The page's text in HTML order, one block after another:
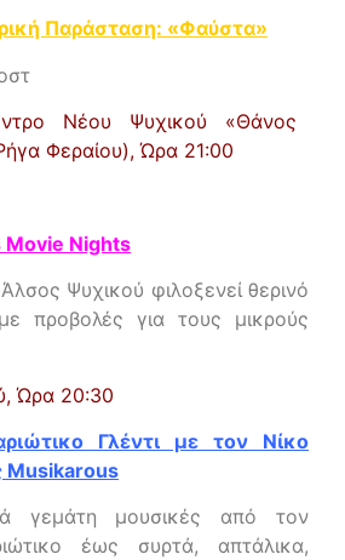
Παράσταση: «Φαύστα»
Νέου Ψυχικού «Θάνος
Φεραίου),Ώρα 21:00
Movie Nights
Ψυχικού φιλοξενεί θερινό
προβολές για τους μικρούς
Ώρα 20:30
Γλέντι με τον Νίκο
Musikarous
γεμάτη μουσικές από τον
έως συρτά, απτάλικα,